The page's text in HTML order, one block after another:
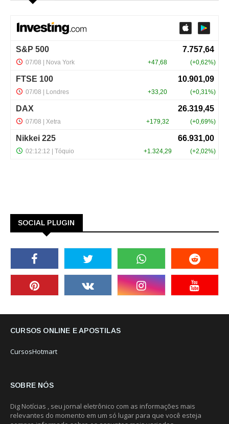
SOCIAL PLUGIN
CURSOS ONLINE E APOSTILAS
CursosHotmart
SOBRE NÓS
Dig Notícias , seu jornal eletrônico com as informações mais
relevantes do momento em um só lugar para que você esteja